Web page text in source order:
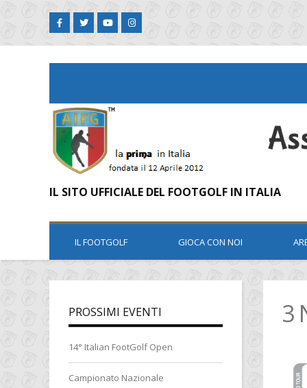
IL SITO UFFICIALE DEL FOOTGOLF IN ITALIA
IL FOOTGOLF GIOCA CON NOI
3
PROSSIMI EVENTI
14° Italian FootGolf Open
Campionato Nazionale